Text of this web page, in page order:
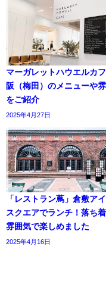
マーガレットハウエルカ
阪（梅田）のメニューや
をご紹介
2025年4月27日
「レストラン蔦」倉敷ア
スクエアでランチ！落ち
雰囲気で楽しめました
2025年4月16日